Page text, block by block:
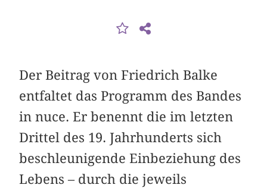
Der Beitrag von Friedrich Balke
entfaltet das Programm des Bandes
in nuce. Er benennt die im letzten
Drittel des 19. Jahrhunderts sich
beschleunigende Einbeziehung des
Lebens – durch die jeweils